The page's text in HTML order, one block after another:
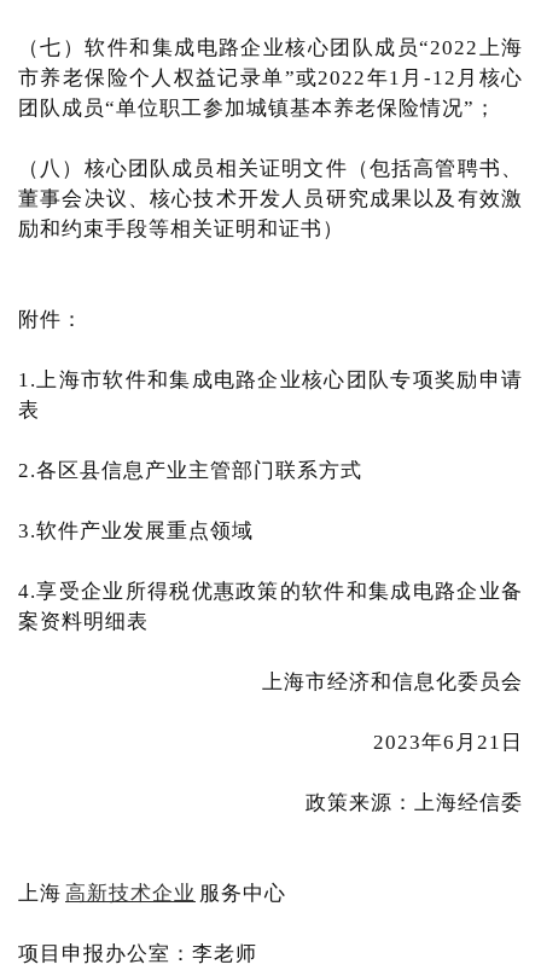
（七）软件和集成电路企业核心团队成员“2022上海
市养老保险个人权益记录单”或2022年1月-12月核心
团队成员“单位职工参加城镇基本养老保险情况”；
（八）核心团队成员相关证明文件（包括高管聘书、
董事会决议、核心技术开发人员研究成果以及有效激
励和约束手段等相关证明和证书）
附件：
1.上海市软件和集成电路企业核心团队专项奖励申请
表
2.各区县信息产业主管部门联系方式
3.软件产业发展重点领域
4.享受企业所得税优惠政策的软件和集成电路企业备
案资料明细表
上海市经济和信息化委员会
2023年6月21日
政策来源：上海经信委
上海 高新技术企业 服务中心
项目申报办公室：李老师